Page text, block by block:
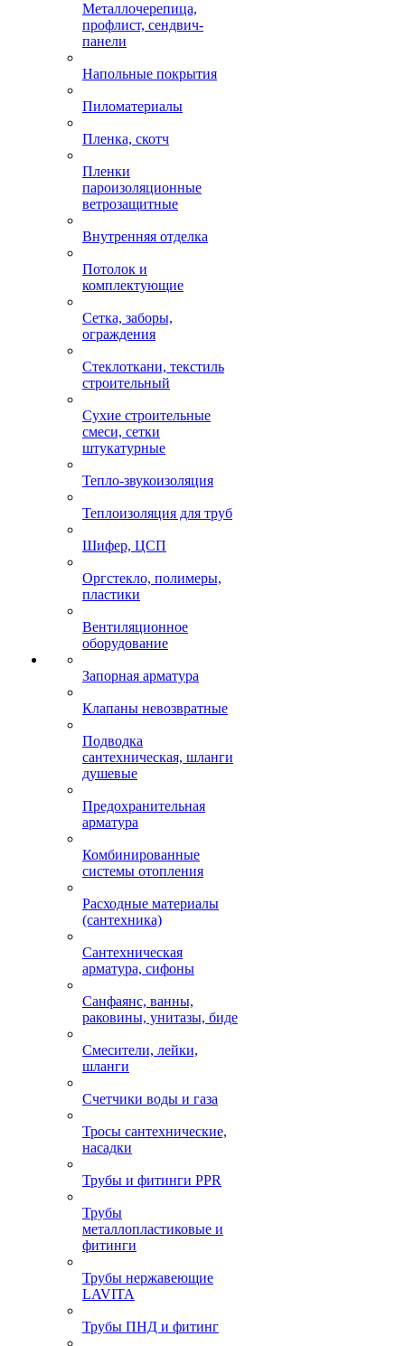
Металлочерепица,
профлист, сендвич-
панели
Напольные покрытия
Пиломатериалы
Пленка, скотч
Пленки
пароизоляционные
ветрозащитные
Внутренняя отделка
Потолок и
комплектующие
Сетка, заборы,
ограждения
Стеклоткани, текстиль
строительный
Сухие строительные
смеси, сетки
штукатурные
Тепло-звукоизоляция
Теплоизоляция для труб
Шифер, ЦСП
Оргстекло, полимеры,
пластики
Вентиляционное
оборудование
Запорная арматура
Клапаны невозвратные
Подводка
сантехническая, шланги
душевые
Предохранительная
арматура
Комбинированные
системы отопления
Расходные материалы
(сантехника)
Сантехническая
арматура, сифоны
Санфаянс, ванны,
раковины, унитазы, биде
Смесители, лейки,
шланги
Счетчики воды и газа
Тросы сантехнические,
насадки
Трубы и фитинги PPR
Трубы
металлопластиковые и
фитинги
Трубы нержавеющие
LAVITA
Трубы ПНД и фитинг